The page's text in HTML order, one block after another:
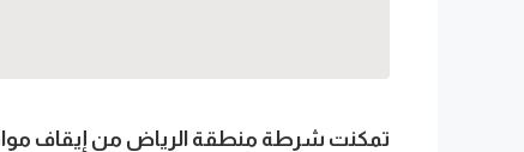
تمكنت شرطة منطقة الرياض من إيقاف